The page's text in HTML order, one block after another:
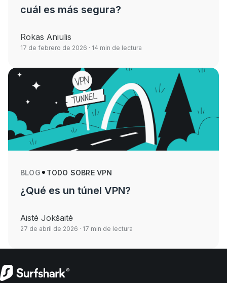
cuál es más segura?
Rokas Aniulis
17 de febrero de 2026 · 14 min de lectura
BLOG TODO SOBRE VPN
¿Qué es un túnel VPN?
Aistė Jokšaitė
27 de abril de 2026 · 17 min de lectura